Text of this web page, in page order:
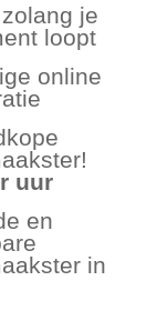
je
loopt
online
uur
en
in